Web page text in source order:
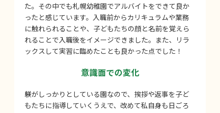
た。その中でも札幌幼稚園でアルバイトをできて良か
ったと感じています。入職前からカリキュラムや業務
に触れられることや、子どもたちの顔と名前を覚えら
れることで入職後をイメージできました。また、リラ
ックスして実習に臨めたことも良かった点でした！
意識面での変化
躾がしっかりとしている園なので、挨拶や返事を子ど
もたちに指導していくうえで、改めて私自身も日ごろ